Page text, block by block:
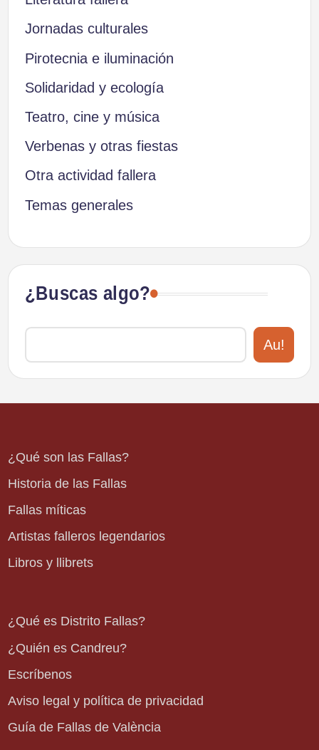
Jornadas culturales
Pirotecnia e iluminación
Solidaridad y ecología
Teatro, cine y música
Verbenas y otras fiestas
Otra actividad fallera
Temas generales
¿Buscas algo?
Au!
¿Qué son las Fallas?
Historia de las Fallas
Fallas míticas
Artistas falleros legendarios
Libros y llibrets
¿Qué es Distrito Fallas?
¿Quién es Candreu?
Escríbenos
Aviso legal y política de privacidad
Guía de Fallas de València